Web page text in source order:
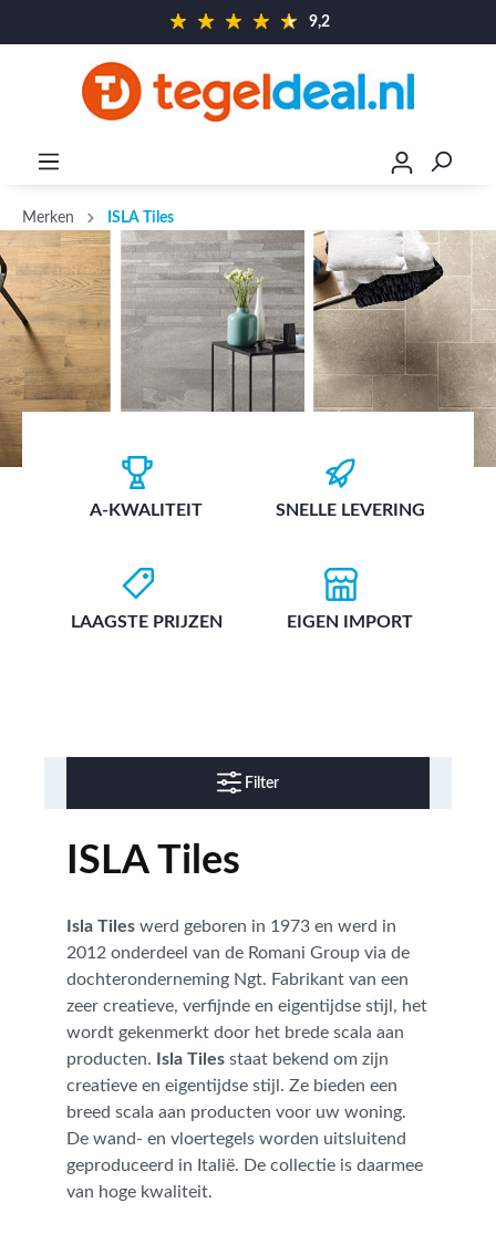
9,2
Merken ISLA Tiles
A-KWALITEIT SNELLE LEVERING
LAAGSTE PRIJZEN EIGEN IMPORT
Filter
ISLA Tiles
Isla Tiles werd geboren in 1973 en werd in
2012 onderdeel van de Romani Group via de
dochteronderneming Ngt. Fabrikant van een
zeer creatieve, verfijnde en eigentijdse stijl, het
wordt gekenmerkt door het brede scala aan
producten.
Isla Tiles staat bekend om zijn
creatieve en eigentijdse stijl. Ze bieden een
breed scala aan producten voor uw woning.
De wand- en vloertegels worden uitsluitend
geproduceerd in Italië. De collectie is daarmee
van hoge kwaliteit.